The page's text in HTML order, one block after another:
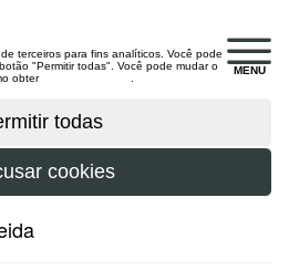
MENU
terceiros para fins analíticos. Você pode
"Permitir todas". Você pode mudar o
obter